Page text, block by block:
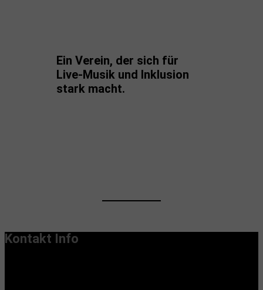
Ein Verein, der sich für
Live-Musik und Inklusion
stark macht.
Kontakt Info